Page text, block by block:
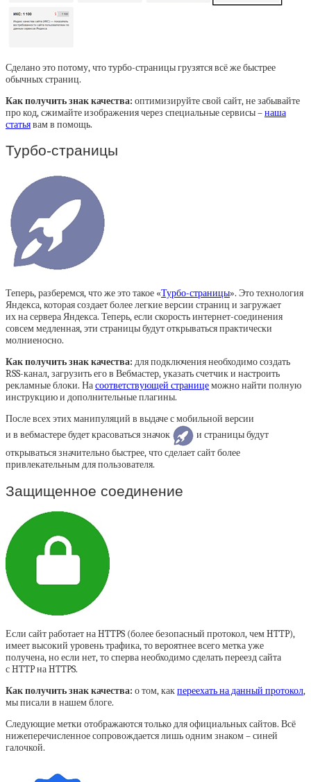
Сделано это потому, что турбо-страницы грузятся всё же быстрее
обычных страниц.
Как получить знак качества: оптимизируйте свой сайт, не забывайте
про код, сжимайте изображения через специальные сервисы –наша
статьявам в помощь.
Турбо-страницы
Теперь, разберемся, что же это такое «Турбо-страницы». Это технология
Яндекса, которая создает более легкие версии страниц и загружает
их на сервера Яндекса. Теперь, если скорость интернет-соединения
совсем медленная, эти страницы будут открываться практически
молниеносно.
Как получить знак качества: для подключения необходимо создать
RSS-канал, загрузить его в Вебмастер, указать счетчик и настроить
рекламные блоки. Насоответствующей страницеможно найти полную
инструкцию и дополнительные плагины.
После всех этих манипуляций в выдаче с мобильной версии
и в вебмастере будет красоваться значок
и страницы будут
открываться значительно быстрее, что сделает сайт более
привлекательным для пользователя.
Защищенное соединение
Если сайт работает на HTTPS (более безопасный протокол, чем HTTP),
имеет высокий уровень трафика, то вероятнее всего метка уже
получена, но если нет, то сперва необходимо сделать переезд сайта
с HTTP на HTTPS.
Как получить знак качества: о том, какпереехать на данный протокол,
мы писали в нашем блоге.
Следующие метки отображаются только для официальных сайтов. Всё
нижеперечисленное сопровождается лишь одним знаком – синей
галочкой.